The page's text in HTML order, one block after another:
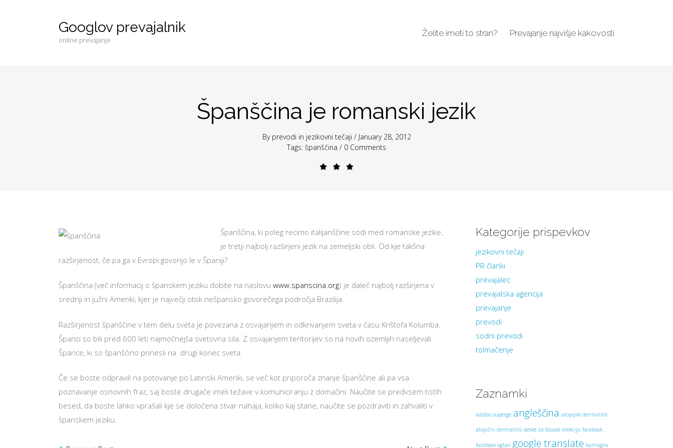
Googlov prevajalnik
online prevajanje
Želite imeti to stran? Prevajanje najvišje kakovosti
Španščina je romanski jezik
By prevodi in jezikovni tečaji / January 28, 2012
Tags: španščina / 0 Comments
Španščina, ki poleg recimo italijanščine sodi med romanske jezike,
je tretji najbolj razširjeni jezik na zemeljski obli. Od kje takšna
razširjenost, če pa ga v Evropi govorijo le v Španiji?
Španščina (več informacij o španskem jeziku dobite na naslovu www.spanscina.org) je daleč najbolj razširjena v
srednji in južni Ameriki, kjer je največji otok nešpansko govorečega področja Brazilija.
Razširjenost španščine v tem delu sveta je povezana z osvajanjem in odkrivanjem sveta v času Krištofa Kolumba.
Španci so bili pred 600 leti najmočnejša svetovna sila. Z osvajanjem teritorijev so na novih ozemljih naseljevali
Špance, ki so španščino prinesli na drugi konec sveta.
Če se boste odpravili na potovanje po Latinski Ameriki, se več kot priporoča znanje španščine ali pa vsa
poznavanje osnovnih fraz, saj boste drugače imeli težave v komuniciranju z domačini. Naučite se predvsem tistih
besed, da boste lahko vprašali kje se določena stvar nahaja, koliko kaj stane, naučite se pozdraviti in zahvaliti v
španskem jeziku.
Kategorije prispevkov
jezikovni tečaji
PR članki
prevajalec
prevajalska agencija
prevajanje
prevodi
sodni prevodi
tolmačenje
Zaznamki
adidas superge angleščina atopijski dermatitis
atopični dermatitis deske za fasade erekcija facebook
facebook oglasi google translate kamagra